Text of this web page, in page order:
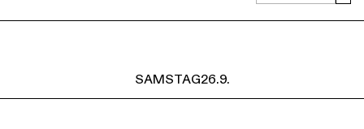
SAMSTAG26.9.